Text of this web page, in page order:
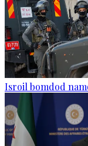
Isroil bomdod